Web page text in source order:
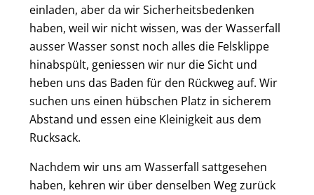
einladen, aber da wir Sicherheitsbedenken
haben, weil wir nicht wissen, was der Wasserfall
ausser Wasser sonst noch alles die Felsklippe
hinabspült, geniessen wir nur die Sicht und
heben uns das Baden für den Rückweg auf. Wir
suchen uns einen hübschen Platz in sicherem
Abstand und essen eine Kleinigkeit aus dem
Rucksack.
Nachdem wir uns am Wasserfall sattgesehen
haben, kehren wir über denselben Weg zurück